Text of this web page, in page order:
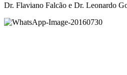
Dr. Flaviano Falcão e Dr. Leonardo